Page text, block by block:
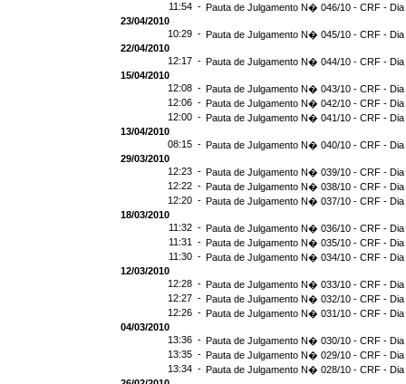
11:54 - Pauta de Julgamento N� 046/10 - CRF - Dia
23/04/2010
10:29 - Pauta de Julgamento N� 045/10 - CRF - Dia
22/04/2010
12:17 - Pauta de Julgamento N� 044/10 - CRF - Dia
15/04/2010
12:08 - Pauta de Julgamento N� 043/10 - CRF - Dia
12:06 - Pauta de Julgamento N� 042/10 - CRF - Dia
12:00 - Pauta de Julgamento N� 041/10 - CRF - Dia
13/04/2010
08:15 - Pauta de Julgamento N� 040/10 - CRF - Dia
29/03/2010
12:23 - Pauta de Julgamento N� 039/10 - CRF - Dia
12:22 - Pauta de Julgamento N� 038/10 - CRF - Dia
12:20 - Pauta de Julgamento N� 037/10 - CRF - Dia
18/03/2010
11:32 - Pauta de Julgamento N� 036/10 - CRF - Dia
11:31 - Pauta de Julgamento N� 035/10 - CRF - Dia
11:30 - Pauta de Julgamento N� 034/10 - CRF - Dia
12/03/2010
12:28 - Pauta de Julgamento N� 033/10 - CRF - Dia
12:27 - Pauta de Julgamento N� 032/10 - CRF - Dia
12:26 - Pauta de Julgamento N� 031/10 - CRF - Dia
04/03/2010
13:36 - Pauta de Julgamento N� 030/10 - CRF - Dia
13:35 - Pauta de Julgamento N� 029/10 - CRF - Dia
13:34 - Pauta de Julgamento N� 028/10 - CRF - Dia